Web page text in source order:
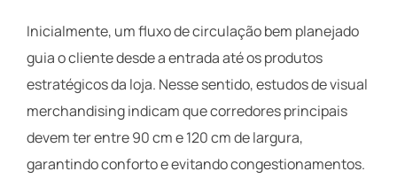
Inicialmente, um fluxo de circulação bem planejado
guia o cliente desde a entrada até os produtos
estratégicos da loja. Nesse sentido, estudos de visual
merchandising indicam que corredores principais
devem ter entre 90 cm e 120 cm de largura,
garantindo conforto e evitando congestionamentos.